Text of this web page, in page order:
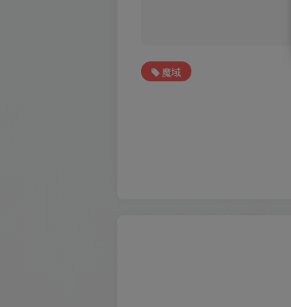
魔域